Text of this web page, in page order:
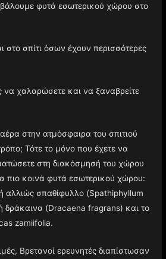
βάλουμε φυτά εσωτερικού χώρου στο
στο σπίτι όσων έχουν περισσότερες
να χαλαρώσετε και να ξαναβρείτε
στην ατμόσφαιρα του σπιτιού
Τότε το μόνο που έχετε να
στη διακόσμησή του χώρου
πιο κοινά φυτά εσωτερικού χώρου:
αλλιώς σπαθίφυλλο (Spathiphyllum
δράκαινα (Dracaena fragrans) και το
zamiifolia.
Βρετανοί ερευνητές διαπίστωσαν